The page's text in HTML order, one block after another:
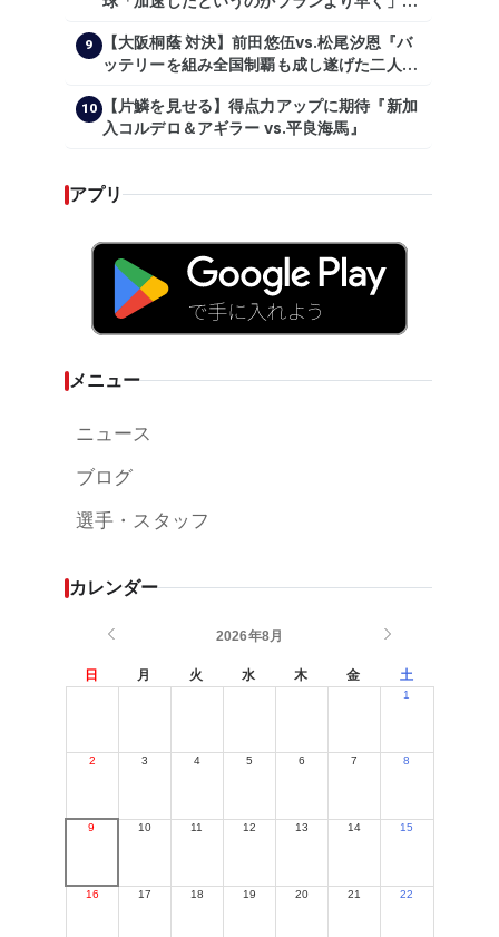
9
【大阪桐蔭 対決】前田悠伍vs.松尾汐恩『バ
ッテリーを組み全国制覇も成し遂げた二人
10
【片鱗を見せる】得点力アップに期待『新加
入コルデロ＆アギラー vs.平良海馬』
アプリ
メニュー
ニュース
ブログ
選手・スタッフ
カレンダー
2026年8月
日 月 火 水 木 金 土
1
2 3 4 5 6 7 8
9 10 11 12 13 14 15
16 17 18 19 20 21 22